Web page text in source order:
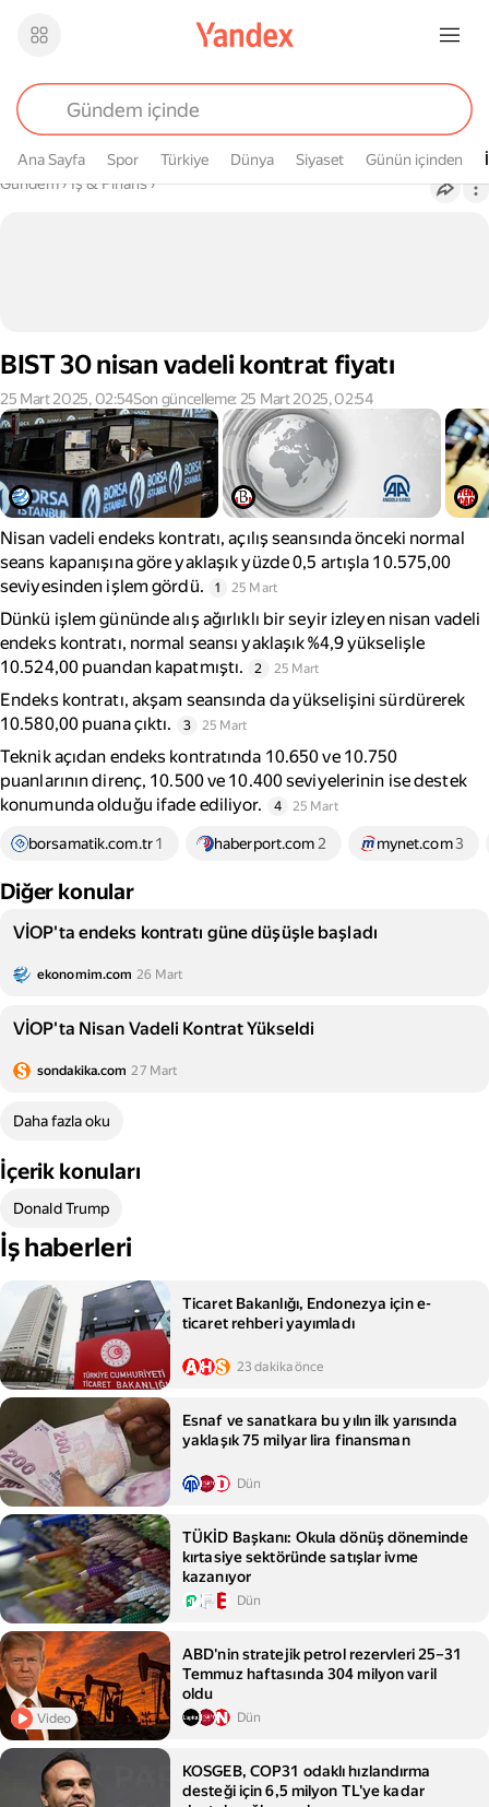
Ana Sayfa Spor Türkiye Dünya Siyaset Günün içinden
Buradasın
Gündem› İş & Finans›
BIST 30 nisan vadeli kontrat fiyatı
25 Mart 2025, 02:54Son güncelleme: 25 Mart 2025, 02:54
Nisan vadeli endeks kontratı, açılış seansında önceki normal
seans kapanışına göre yaklaşık yüzde 0,5 artışla 10.575,00
seviyesinden işlem gördü.
1 25 Mart
Dünkü işlem gününde alış ağırlıklı bir seyir izleyen nisan vadeli
endeks kontratı, normal seansı yaklaşık %4,9 yükselişle
10.524,00 puandan kapatmıştı.
2 25 Mart
Endeks kontratı, akşam seansında da yükselişini sürdürerek
10.580,00 puana çıktı.
3 25 Mart
Teknik açıdan endeks kontratında 10.650 ve 10.750
puanlarının direnç, 10.500 ve 10.400 seviyelerinin ise destek
konumunda olduğu ifade ediliyor.
4 25 Mart
borsamatik.com.tr1 haberport.com 2 mynet.com3
Diğer konular
VİOP'ta endeks kontratı güne düşüşle başladı
ekonomim.com 26 Mart
VİOP'ta Nisan Vadeli Kontrat Yükseldi
sondakika.com 27 Mart
Daha fazla oku
İçerik konuları
Donald Trump
İş haberleri
Ticaret Bakanlığı, Endonezya için e-
ticaret rehberi yayımladı
23 dakika önce
Esnaf ve sanatkara bu yılın ilk yarısında
yaklaşık 75 milyar lira finansman
Dün
TÜKİD Başkanı: Okula dönüş döneminde
kırtasiye sektöründe satışlar ivme
kazanıyor
Dün
Video
ABD'nin stratejik petrol rezervleri 25–31
Temmuz haftasında 304 milyon varil
oldu
Dün
KOSGEB, COP31 odaklı hızlandırma
desteği için 6,5 milyon TL'ye kadar